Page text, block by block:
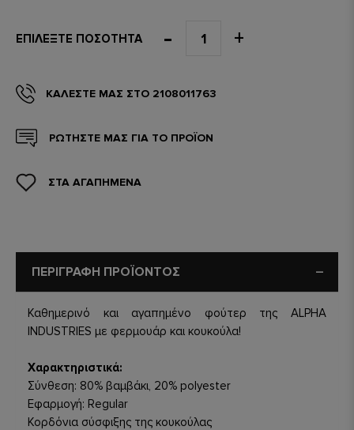
ΕΠΙΛΈΞΤΕ ΠΟΣΌΤΗΤΑ
ΚΑΛΈΣΤΕ ΜΑΣ ΣΤΟ 2108011763
ΣΤΑ ΑΓΑΠΗΜΕΝΑ
ΡΩΤΗΣΤΕ ΜΑΣ ΓΙΑ ΤΟ ΠΡΟΪΟΝ
ΠΕΡΙΓΡΑΦΗ ΠΡΟΪΟΝΤΟΣ
Καθημερινό και αγαπημένο φούτερ της ALPHA
INDUSTRIES με φερμουάρ και κουκούλα!
Χαρακτηριστικά:
Σύνθεση: 80% βαμβάκι, 20% polyester
Εφαρμογή: Regular
Κορδόνια σύσφιξης της κουκούλας